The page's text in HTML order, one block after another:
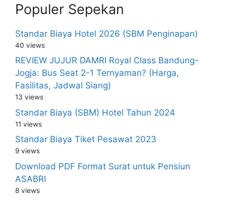
Populer Sepekan
Standar Biaya Hotel 2026 (SBM Penginapan)
40 views
REVIEW JUJUR DAMRI Royal Class Bandung-
Jogja: Bus Seat 2-1 Ternyaman? (Harga,
Fasilitas, Jadwal Siang)
13 views
Standar Biaya (SBM) Hotel Tahun 2024
11 views
Standar Biaya Tiket Pesawat 2023
9 views
Download PDF Format Surat untuk Pensiun
ASABRI
8 views